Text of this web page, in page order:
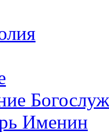
Именин